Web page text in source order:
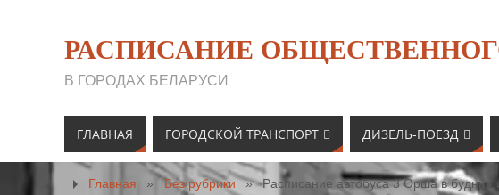
РАСПИСАНИЕ
В ГОРОДАХ БЕЛАРУСИ
ГЛАВНАЯ ГОРОДСКОЙ ТРАНСПОРТ ДИЗЕЛЬ-ПОЕЗД
Главная » Без рубрики » Расписание автобуса 3 Орша в будние